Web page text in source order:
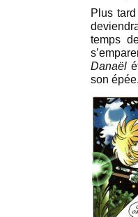
Plus
temps
Danaël
son épée.